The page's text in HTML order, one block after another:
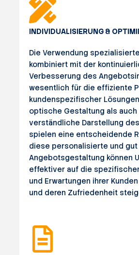
INDIVIDUALISIERUNG &
Die Verwendung
kombiniert mit der
Verbesserung des
wesentlich für die effiziente
kundenspezifischer
optische Gestaltung als auch
verständliche Darstellung
spielen eine entscheidende
diese personalisierte und
Angebotsgestaltung können
effektiver auf die
und Erwartungen ihrer
und deren Zufriedenheit